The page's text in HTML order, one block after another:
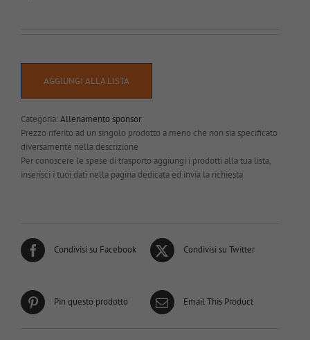
AGGIUNGI ALLA LISTA
Categoria:Allenamento sponsor
Prezzo riferito ad un singolo prodotto a meno che non sia specificato
diversamente nella descrizione
Per conoscere le spese di trasporto aggiungi i prodotti alla tua lista,
inserisci i tuoi dati nella pagina dedicata ed invia la richiesta
Condivisi su Facebook Condivisi su Twitter
Pin questo prodotto Email This Product